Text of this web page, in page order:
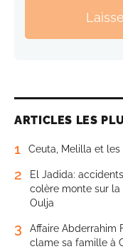
ARTICLES LES
1 Ceuta, Melilla et les
2
El Jadida:
colère monte sur la
Oulja
3
Affaire Abderrahim
clame sa famille à